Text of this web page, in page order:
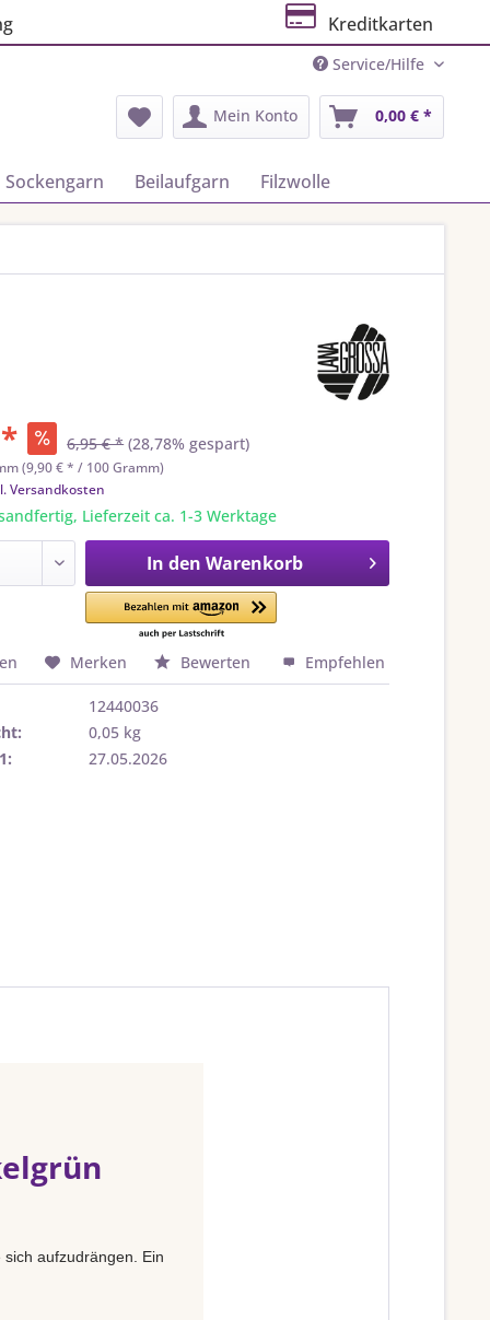
Kreditkarten
Service/Hilfe
Mein Konto 0,00 € *
Sockengarn Beilaufgarn Filzwolle
6,95 € * (28,78% gespart)
(9,90 € * / 100 Gramm)
Versandkosten
Lieferzeit ca. 1-3 Werktage
In den Warenkorb
Merken Bewerten Empfehlen
12440036
0,05 kg
27.05.2026
aufzudrängen. Ein